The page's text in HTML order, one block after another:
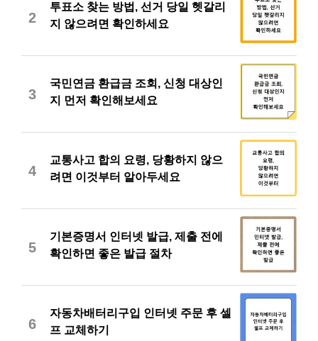
2
투표소 찾는 방법, 선거 당일 헷갈리
지 않으려면 확인하세요
3
국민연금 환급금 조회, 신청 대상인
지 먼저 확인해보세요
4
교통사고 합의 요령, 당황하지 않으
려면 이것부터 알아두세요
5
기본증명서 인터넷 발급, 제출 전에
확인하면 좋은 발급 절차
6
자동차배터리구입 인터넷 주문 후 셀
프 교체하기